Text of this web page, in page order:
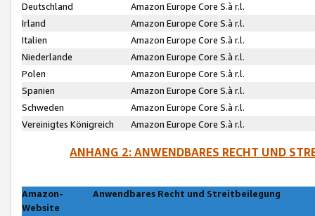
Deutschland
Amazon Europe Core S.à r.l.
Irland
Amazon Europe Core S.à r.l.
Italien
Amazon Europe Core S.à r.l.
Niederlande
Amazon Europe Core S.à r.l.
Polen
Amazon Europe Core S.à r.l.
Spanien
Amazon Europe Core S.à r.l.
Schweden
Amazon Europe Core S.à r.l.
Vereinigtes Königreich
Amazon Europe Core S.à r.l.
ANHANG 2: ANWENDBARES RECHT UND
Amazon-
Website
Anwendbares Recht und Streitbeilegung